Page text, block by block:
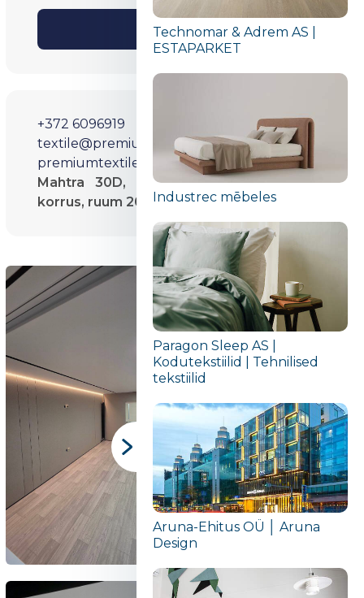
DALĪTIES
+372 6096919
textile@premiumdesign.ee
premiumtextile.ee/
Mahtra 30D, Tallinn, MARA Ärihoone 2.
korrus, ruum 205
Technomar & Adrem AS |
ESTAPARKET
Industrec mēbeles
Paragon Sleep AS |
Kodutekstiilid | Tehnilised
tekstiilid
Aruna-Ehitus OÜ │ Aruna
Design